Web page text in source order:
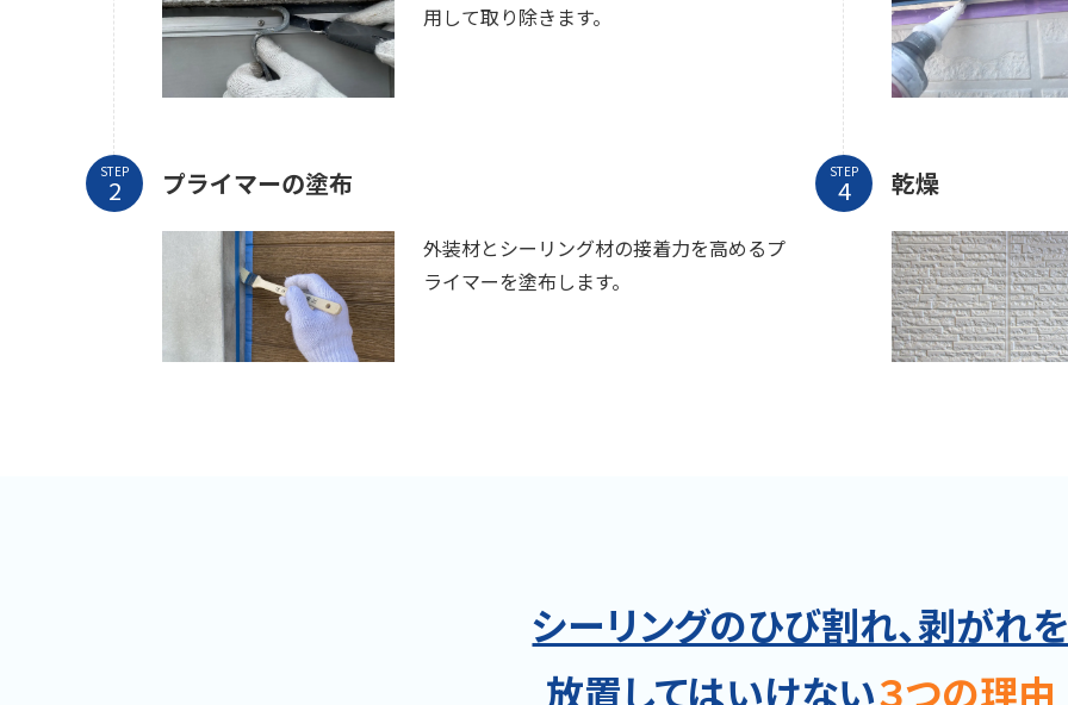
用して取り除きます。
STEP プライマーの塗布
外装材とシーリング材の接着力を高めるプ
ライマーを塗布します。
STEP 乾燥
シーリングのひび割れ、剥がれ
放置してはいけない３つの理由